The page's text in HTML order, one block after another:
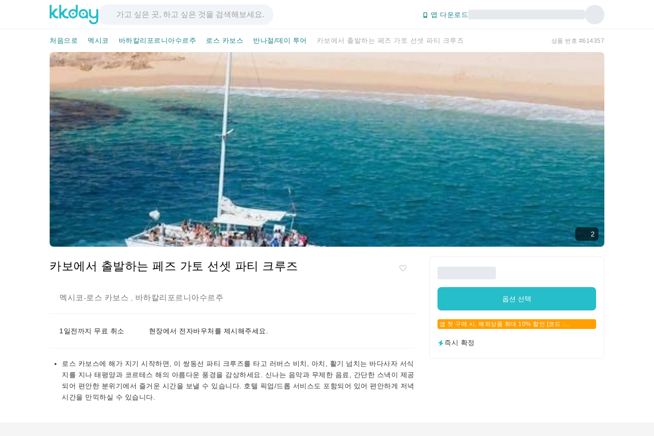
앱 다운로드
처음으로 멕시코 바하칼리포르니아수르주 로스 카보스 반나절/데이 투어 카보에서 출발하는 페즈 가토 선셋 파티 크루즈 상품 번호 #614357
2
카보에서 출발하는 페즈 가토 선셋 파티 크루즈
멕시코- 로스 카보스 바하칼리포르니아수르주
1일전까지 무료 취소 현장에서 전자바우처를 제시해주세요.
로스 카보스에 해가 지기 시작하면, 이 쌍동선 파티 크루즈를 타고 러버스 비치, 아치, 활기 넘치는 바다사자 서식
지를 지나 태평양과 코르테스 해의 아름다운 풍경을 감상하세요. 신나는 음악과 무제한 음료, 간단한 스낵이 제공
되어 편안한 분위기에서 즐거운 시간을 보낼 수 있습니다. 호텔 픽업/드롭 서비스도 포함되어 있어 편안하게 저녁
시간을 만끽하실 수 있습니다.
옵션 선택
앱 첫 구매 시, 해외상품 최대 10% 할인 [코드 :
즉시 확정